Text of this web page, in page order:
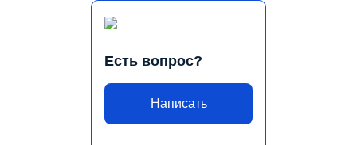
Есть вопрос?
Написать